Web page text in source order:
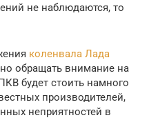
не наблюдаются, то
коленвала Лада
обращать внимание на
будет стоить намного
производителей,
неприятностей в